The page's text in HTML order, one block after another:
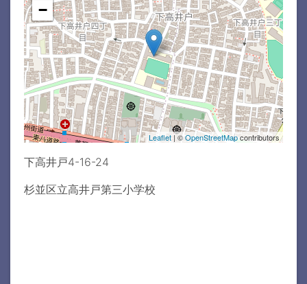
−
Leaflet| ©OpenStreetMapcontributors
下高井戸4-16-24
杉並区立高井戸第三小学校